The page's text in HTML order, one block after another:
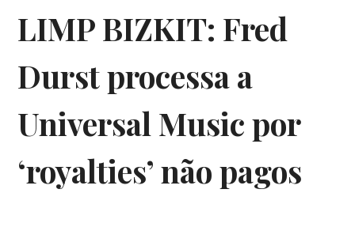
LIMP BIZKIT: Fred
Durst processa a
Universal Music por
‘royalties’ não pagos